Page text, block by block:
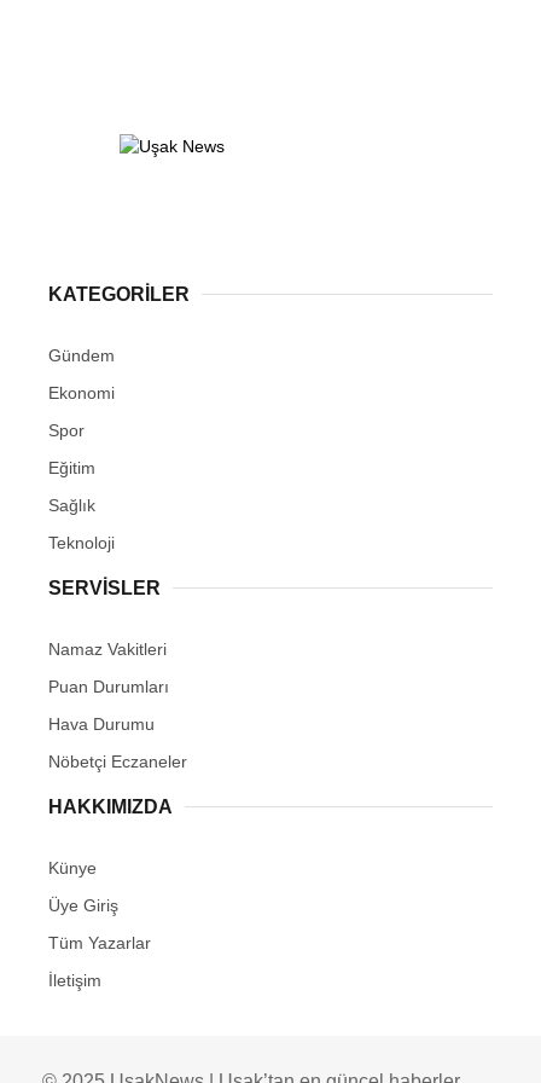
KATEGORİLER
Gündem
Ekonomi
Spor
Eğitim
Sağlık
Teknoloji
SERVİSLER
Namaz Vakitleri
Puan Durumları
Hava Durumu
Nöbetçi Eczaneler
HAKKIMIZDA
Künye
Üye Giriş
Tüm Yazarlar
İletişim